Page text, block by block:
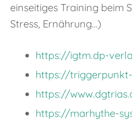
einseitiges Training beim
Stress, Ernährung…)
https://igtm.dp-
https://
https://
https://marhythe-